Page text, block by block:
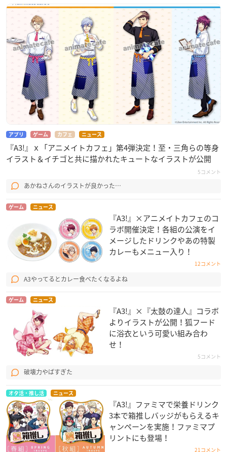
Circle of Seasons – Positive Ver.
Portrait in Act
Theme of Homare
Nasty Smoke
Air Without Words
Red Spark
After the Rain
僕らの絆 – Gentle Ver.
Between the Two Hearts
Forbidden Romance
When the Swords Meet
Arabian Night
Magic Lamp
Grow Apart
FATHER
Benjamin’s Room
一夜限りの相棒 – Guitar Ver.
Hammer of Justice
Sacred Fire
Archangel Michael
Don’t cry… – Emotional Ver.
TVアニメ「A3!」のサウンドトラック「A3! ANIMATION OS
T」が2021年1月6日に発売！ジャケットと各店舗特典が解
禁になりました！
ーアニ pic.twitter.com/zdoqqaJaWM
— 【公式】アニメ『A3!』 (@mankai_anime)December 1
4, 2020
アプリ ゲーム カフェ ニュース
『A3!』ｘ「アニメイトカフェ」第4弾決定！至・三角らの等身
イラスト＆イチゴと共に描かれたキュートなイラストが公開
5コメント
あかねさんのイラストが良かった…
ゲーム ニュース
『A3!』×アニメイトカフェのコ
ラボ開催決定！各組の公演をイ
メージしたドリンクやあの特製
カレーもメニュー入り！
12コメント
A3やってるとカレー食べたくなるよね
ゲーム ニュース
『A3!』×『太鼓の達人』コラボ
よりイラストが公開！狐フード
に浴衣という可愛い組み合わ
せ！
5コメント
破壊力やばすぎた
オタ活・推し活 ニュース
『A3!』ファミマで栄養ドリンク
3本で箱推しバッジがもらえるキ
ャンペーンを実施！ファミマプ
リントにも登場！
21コメント